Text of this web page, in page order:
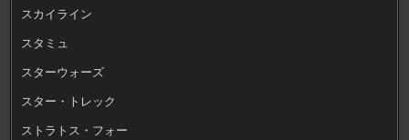
スカイライン
スタミュ
スターウォーズ
スター・トレック
ストラトス・フォー